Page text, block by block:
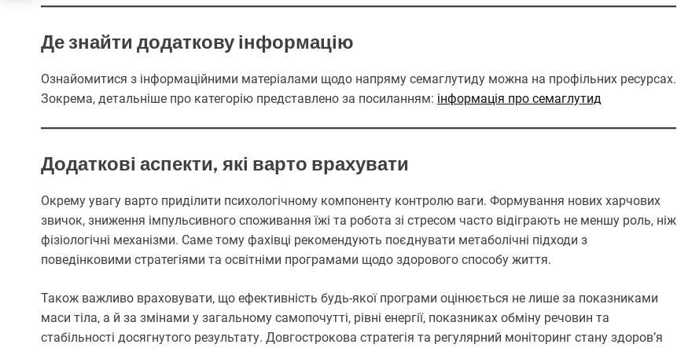
Де знайти додаткову інформацію
Ознайомитися з інформаційними матеріалами щодо напряму семаглутиду можна на профільних ресурсах.
Зокрема, детальніше про категорію представлено за посиланням: інформація про семаглутид
Додаткові аспекти, які варто врахувати
Окрему увагу варто приділити психологічному компоненту контролю ваги. Формування нових харчових
звичок, зниження імпульсивного споживання їжі та робота зі стресом часто відіграють не меншу роль, ніж
фізіологічні механізми. Саме тому фахівці рекомендують поєднувати метаболічні підходи з
поведінковими стратегіями та освітніми програмами щодо здорового способу життя.
Також важливо враховувати, що ефективність будь-якої програми оцінюється не лише за показниками
маси тіла, а й за змінами у загальному самопочутті, рівні енергії, показниках обміну речовин та
стабільності досягнутого результату. Довгострокова стратегія та регулярний моніторинг стану здоров’я